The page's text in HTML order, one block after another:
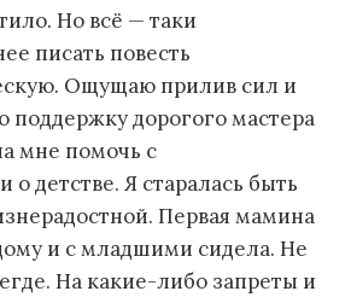
Но всё — таки
писать повесть
Ощущаю прилив сил и
дорогого мастера
мне помочь с
детстве. Я старалась быть
Первая мамина
и с младшими сидела. Не
На какие-либо запреты и